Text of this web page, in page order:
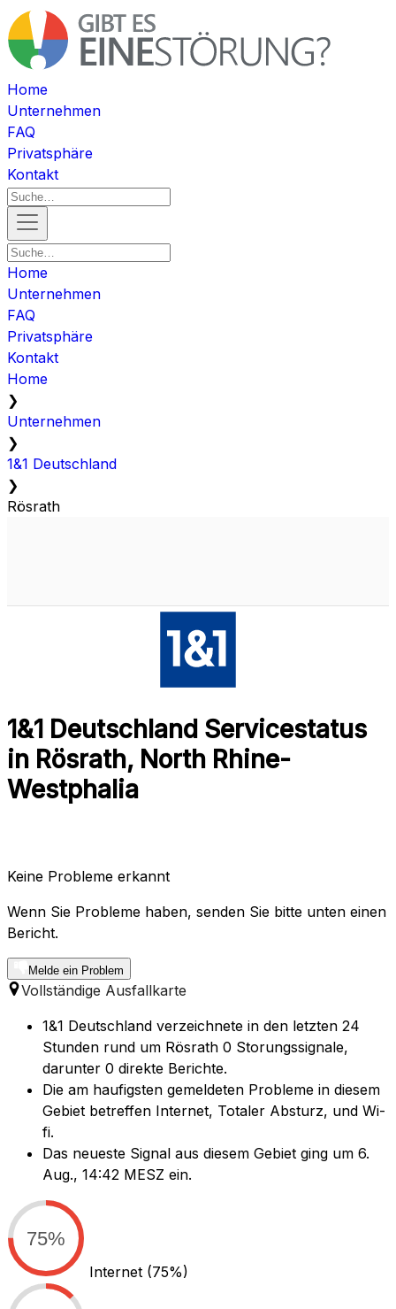
Home
Unternehmen
FAQ
Privatsphäre
Kontakt
Home
Unternehmen
FAQ
Privatsphäre
Kontakt
Home
❯
Unternehmen
❯
1&1 Deutschland
❯
Rösrath
1&1 Deutschland Servicestatus
in Rösrath, North Rhine-
Westphalia
Keine Probleme erkannt
Wenn Sie Probleme haben, senden Sie bitte unten einen
Bericht.
Melde ein Problem
Vollständige Ausfallkarte
1&1 Deutschland verzeichnete in den letzten 24
Stunden rund um Rösrath 0 Storungssignale,
darunter 0 direkte Berichte.
Die am haufigsten gemeldeten Probleme in diesem
Gebiet betreffen Internet, Totaler Absturz, und Wi-
fi.
Das neueste Signal aus diesem Gebiet ging um 6.
Aug., 14:42 MESZ ein.
75%
Internet (75%)